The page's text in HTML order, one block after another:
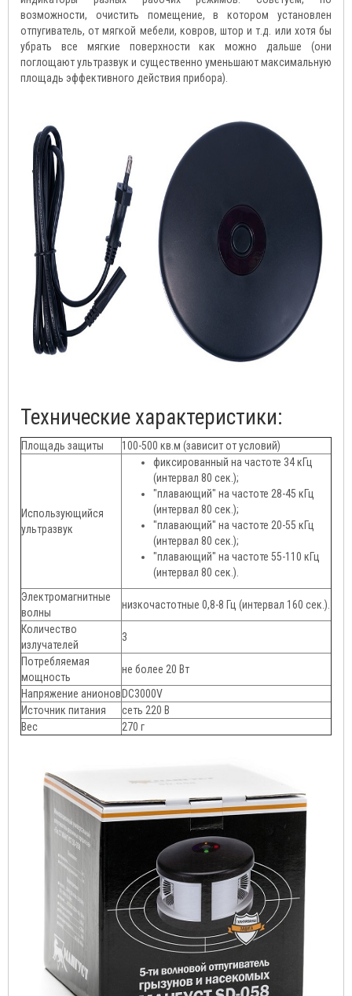
возможности, очистить помещение, в котором установлен
отпугиватель, от мягкой мебели, ковров, штор и т.д. или хотя бы
убрать все мягкие поверхности как можно дальше (они
поглощают ультразвук и существенно уменьшают максимальную
площадь эффективного действия прибора).
Технические характеристики:
Площадь защиты 100-500 кв.м (зависит от условий)
Использующийся
ультразвук
фиксированный на частоте 34 кГц
(интервал 80 сек.);
"плавающий" на частоте 28-45 кГц
(интервал 80 сек.);
"плавающий" на частоте 20-55 кГц
(интервал 80 сек.);
"плавающий" на частоте 55-110 кГц
(интервал 80 сек.).
Электромагнитные
волны
низкочастотные 0,8-8 Гц (интервал 160 сек.).
Количество
излучателей
3
Потребляемая
мощность
не более 20 Вт
Напряжение анионов DC3000V
Источник питания
сеть 220 В
Вес
270 г